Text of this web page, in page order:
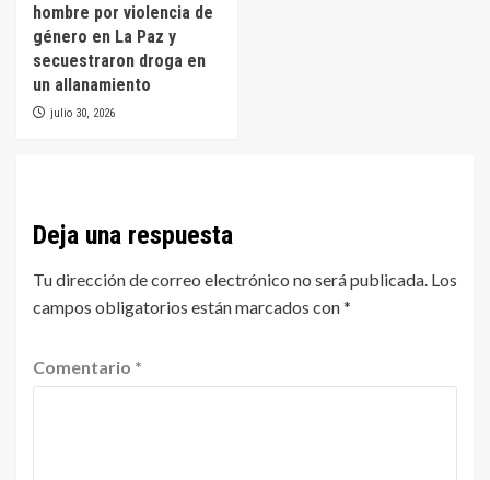
hombre por violencia de
género en La Paz y
secuestraron droga en
un allanamiento
julio 30, 2026
Deja una respuesta
Tu dirección de correo electrónico no será publicada. Los
campos obligatorios están marcados con*
Comentario *